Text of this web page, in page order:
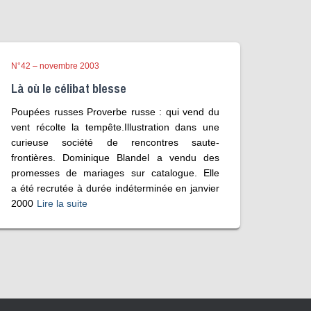
N°42 – novembre 2003
Là où le célibat blesse
Poupées russes Proverbe russe : qui vend du
vent récolte la tempête.Illustration dans une
curieuse société de rencontres saute-
frontières. Dominique Blandel a vendu des
promesses de mariages sur catalogue. Elle
a été recrutée à durée indéterminée en janvier
2000 Lire la suite